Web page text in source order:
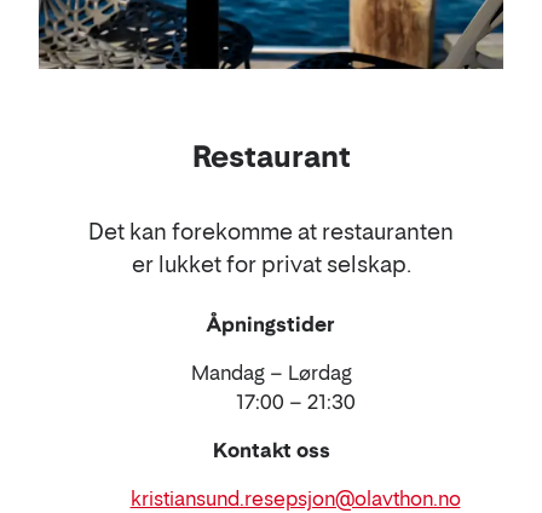
Restaurant
Det kan forekomme at restauranten
er lukket for privat selskap.
Åpningstider
Mandag – Lørdag
17:00 – 21:30
Kontakt oss
kristiansund.resepsjon@olavthon.no